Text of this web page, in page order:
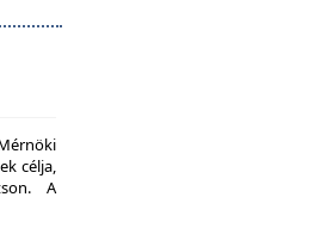
célja,
A